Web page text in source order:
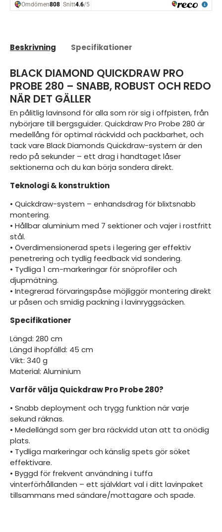
Beskrivning Specifikationer
BLACK DIAMOND QUICKDRAW PRO
PROBE 280 – SNABB, ROBUST OCH REDO
NÄR DET GÄLLER
En pålitlig lavinsond för alla som rör sig i offpisten, från
nybörjare till bergsguider. Quickdraw Pro Probe 280 är
medellång för optimal räckvidd och packbarhet, och
tack vare Black Diamonds Quickdraw-system är den
redo på sekunder – ett drag i handtaget låser
sektionerna och du kan börja sondera direkt.
Teknologi & konstruktion
• Quickdraw-system – enhandsdrag för blixtsnabb
montering.
• Hållbar aluminium med 7 sektioner och vajer i rostfritt
stål.
• Överdimensionerad spets i legering ger effektiv
penetrering och tydlig feedback vid sondering.
• Tydliga 1 cm-markeringar för snöprofiler och
djupmätning.
• Integrerad förvaringspåse möjliggör montering direkt
ur påsen och smidig packning i lavinryggsäcken.
Specifikationer
Längd: 280 cm
Längd ihopfälld: 45 cm
Vikt: 340 g
Material: Aluminium
Varför välja Quickdraw Pro Probe 280?
• Snabb deployment och trygg funktion när varje
sekund räknas.
• Medellängd som ger bra räckvidd utan att ta onödig
plats.
• Tydliga markeringar och känslig spets gör söket
effektivare.
• Byggd för frekvent användning i tuffa
vinterförhållanden – ett självklart val i ditt lavinpaket
tillsammans med sändare/mottagare och spade.